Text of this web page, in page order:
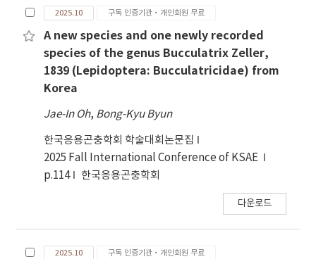
2025.10 구독 인증기관·개인회원 무료
A new species and one newly recorded
species of the genus Bucculatrix Zeller,
1839 (Lepidoptera: Bucculatricidae) from
Korea
Jae-In Oh, Bong-Kyu Byun
한국응용곤충학회 학술대회논문집
2025 Fall International Conference of KSAE
p.114
한국응용곤충학회
다운로드
2025.10 구독 인증기관·개인회원 무료